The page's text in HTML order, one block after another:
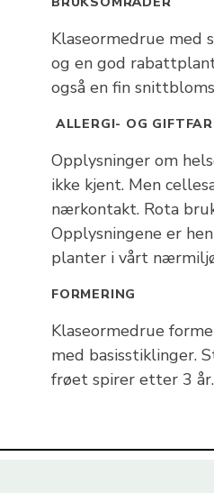
Klaseormedrue med
og en god
også en fin
ALLERGI- OG
Opplysninger om
ikke kjent. Men
nærkontakt. Rota
Opplysningene er
planter i vårt
FORMERING
Klaseormedrue
med basisstiklinger.
frøet spirer etter 3 år.